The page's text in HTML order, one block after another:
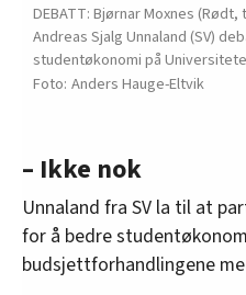
DEBATT: Bjørnar Moxnes
Andreas Sjalg Unnaland (SV)
studentøkonomi på
Anders Hauge-Eltvik
– Ikke nok
Unnaland fra SV la til at
for å bedre
budsjettforhandlingene